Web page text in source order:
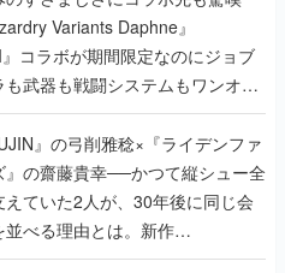
Variants Daphne』
コラボが期間限定なのにジョブ
も武器も戦闘システムもワンオフ
まれた理由を両ディレクターに聞
』の弓削雅稔×『ライデンファ
』の齋藤貴幸──かつて縦シュー全
えていた2人が、30年後に同じ会
並べる理由とは。新作
EXTREME』で初タッグを組